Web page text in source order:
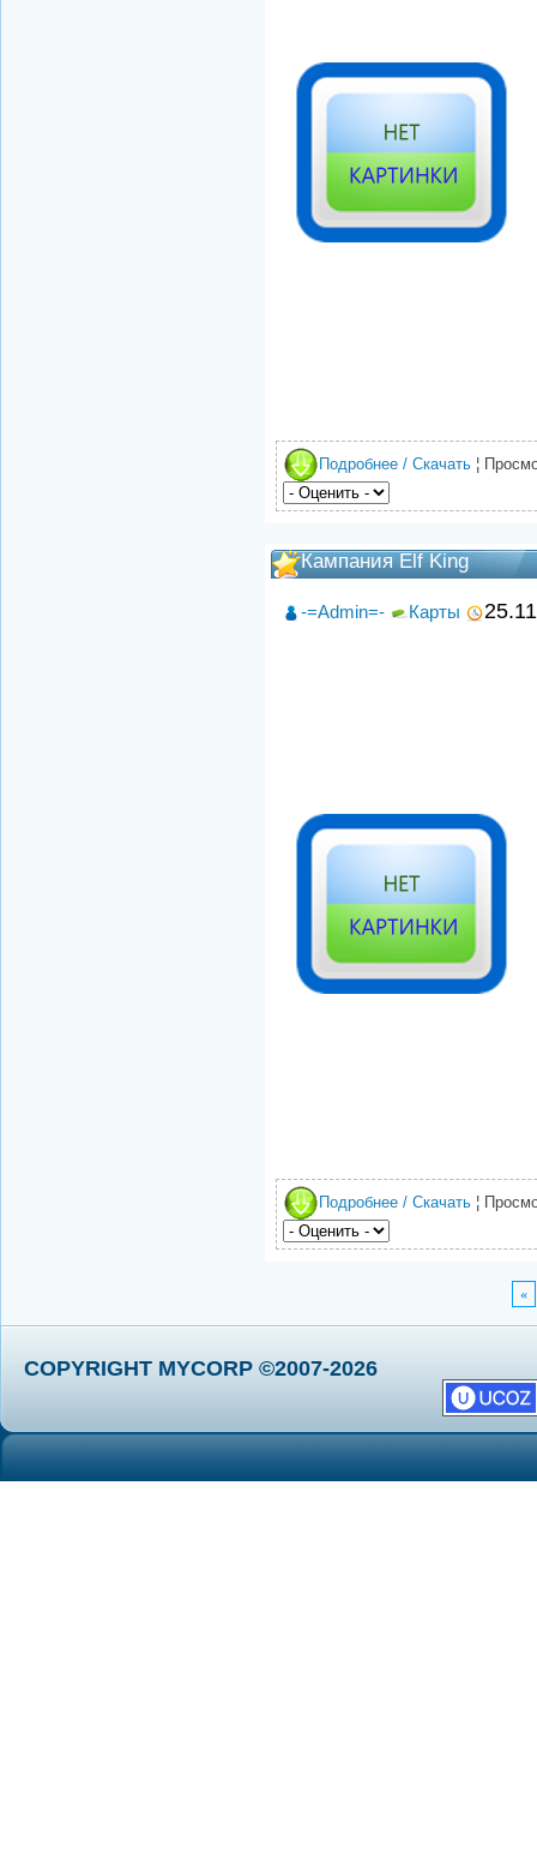
Подробнее / Скачать ¦
Кампания Elf King
-=Admin=- Карты
Подробнее / Скачать ¦
«
COPYRIGHT MYCORP ©2007-2026